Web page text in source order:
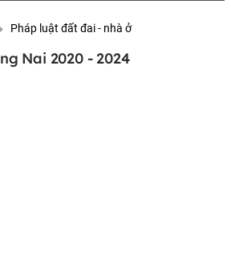
Pháp luật đất đai - nhà ở
Nai 2020 - 2024